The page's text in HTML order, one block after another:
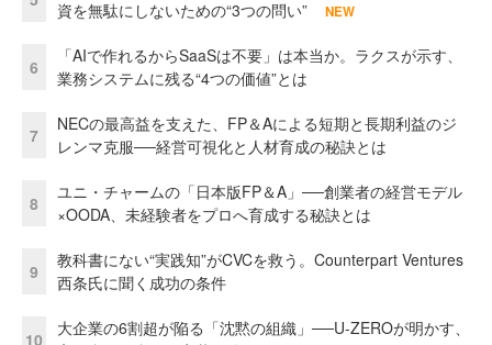
資を無駄にしないための“3つの問い”
NEW
6
「AIで作れるからSaaSは不要」は本当か。ラクスが示す、
業務システムに残る“4つの価値”とは
7
NECの最高益を支えた、FP＆Aによる短期と長期利益のジ
レンマ克服──経営可視化と人材育成の秘訣とは
8
ユニ・チャームの「日本版FP＆A」──創業者の経営モデル
×OODA、未経験者をプロへ育成する秘訣とは
9
教科書にない“実践知”がCVCを救う。Counterpart Ventures
西条氏に聞く成功の条件
10
大企業の6割超が陥る「沈黙の組織」──U-ZEROが明かす、